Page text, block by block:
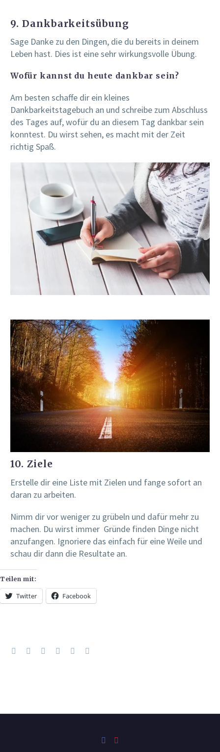
9. Dankbarkeitsübung
Sage Danke zu den Dingen, die du bereits in deinem
Leben hast. Dies ist eine sehr wirkungsvolle Übung.
Wofür kannst du heute dankbar sein?
Am besten schaffe dir ein kleines
Dankbarkeitstagebuch an und schreibe zum Abschluss
des Tages auf, wofür du an diesem Tag dankbar sein
konntest. Du wirst sehen, es macht mit der Zeit
richtig Spaß.
10. Ziele
Erstelle dir eine Liste mit Zielen und fange sofort an
daran zu arbeiten.
Nimm dir vor weniger zu grübeln und dafür mehr zu
machen. Du wirst immer Gründe finden Dinge nicht
anzufangen. Ignoriere das einfach für eine Weile und
schau dir dann die Resultate an.
Teilen mit:
Twitter Facebook